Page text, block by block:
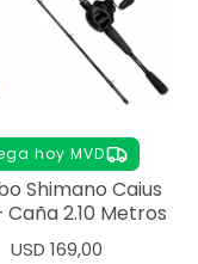
hoy MVD
Shimano Caius
Caña 2.10 Metros
USD 169,00